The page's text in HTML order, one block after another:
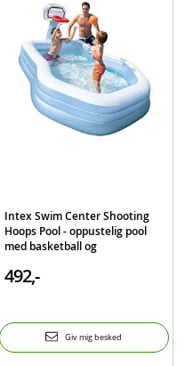
Intex Swim Center Shooting
Hoops Pool - oppustelig pool
med basketball og
492,-
Giv mig besked